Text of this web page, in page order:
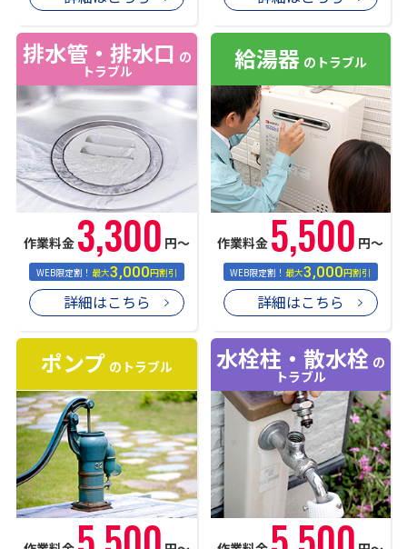
排水管・排水口 の
トラブル
作業料金 3,300 円〜
WEB限定割！最大3,000円割引
詳細はこちら
給湯器 のトラブル
作業料金 5,500 円〜
WEB限定割！最大3,000円割引
詳細はこちら
ポンプ のトラブル 水栓柱・散水栓 の
トラブル